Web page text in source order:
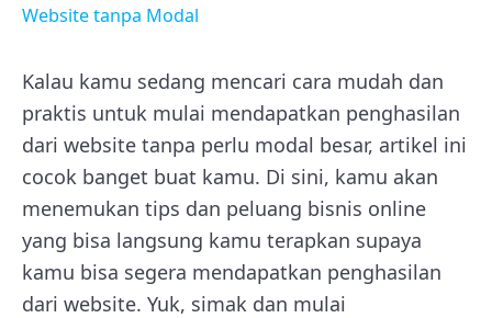
Website tanpa Modal
Kalau kamu sedang mencari cara mudah dan
praktis untuk mulai mendapatkan penghasilan
dari website tanpa perlu modal besar, artikel ini
cocok banget buat kamu. Di sini, kamu akan
menemukan tips dan peluang bisnis online
yang bisa langsung kamu terapkan supaya
kamu bisa segera mendapatkan penghasilan
dari website. Yuk, simak dan mulai